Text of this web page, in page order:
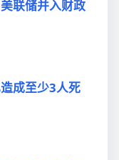
联储并入财政
成至少3人死